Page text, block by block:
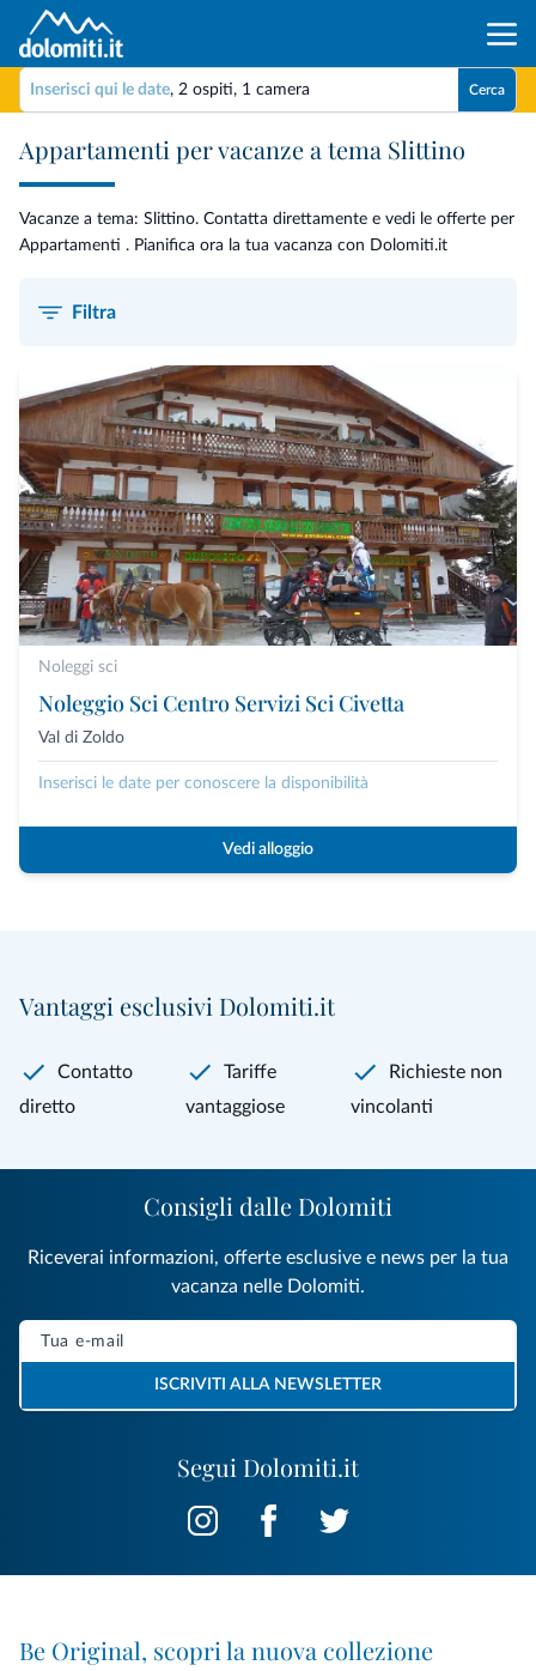
Inserisci qui le date, 2 ospiti, 1 camera Cerca
Appartamenti per vacanze a tema Slittino
Vacanze a tema: Slittino. Contatta direttamente e vedi le offerte per
Appartamenti . Pianifica ora la tua vacanza con Dolomiti.it
Filtra
Noleggi sci
Noleggio Sci Centro Servizi Sci Civetta
Val di Zoldo
Inserisci le date per conoscere la disponibilità
Vedi alloggio
Vantaggi esclusivi Dolomiti.it
Contatto
diretto
Tariffe
vantaggiose
Richieste non
vincolanti
Segui Dolomiti.it
Consigli dalle Dolomiti
Riceverai informazioni, offerte esclusive e news per la tua
vacanza nelle Dolomiti.
ISCRIVITI ALLA NEWSLETTER
Be Original, scopri la nuova collezione